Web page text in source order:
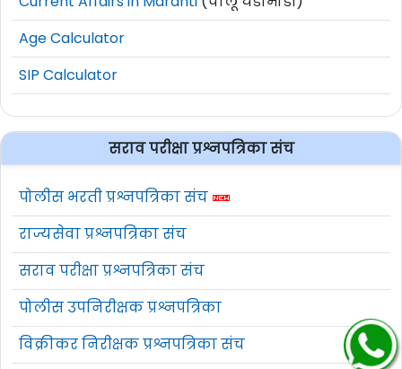
Age Calculator
SIP Calculator
सराव परीक्षा प्रश्नपत्रिका संच
पोलीस भरती प्रश्नपत्रिका संच
राज्यसेवा प्रश्नपत्रिका संच
सराव परीक्षा प्रश्नपत्रिका संच
पोलीस उपनिरीक्षक प्रश्नपत्रिका
विक्रीकर निरीक्षक प्रश्नपत्रिका संच